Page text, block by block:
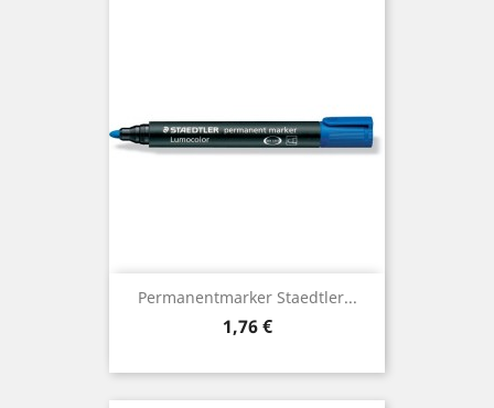
Permanentmarker Staedtler...
Preis
1,76 €